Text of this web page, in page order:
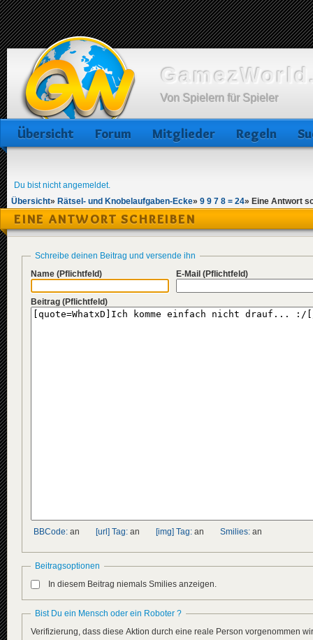
Von Spielern für Spieler
Übersicht Forum Mitglieder Regeln
Du bist nicht angemeldet.
Übersicht» Rätsel- und Knobelaufgaben-Ecke» 9 9 7 8 = 24» Eine Antwort
EINE ANTWORT SCHREIBEN
Schreibe deinen Beitrag und versende ihn
Name (Pflichtfeld) E-Mail (Pflichtfeld)
Beitrag (Pflichtfeld)
BBCode: an [url] Tag: an [img] Tag: an Smilies: an
Beitragsoptionen
In diesem Beitrag niemals Smilies anzeigen.
Bist Du ein Mensch oder ein Roboter ?
Verifizierung, dass diese Aktion durch eine reale Person vorgenommen